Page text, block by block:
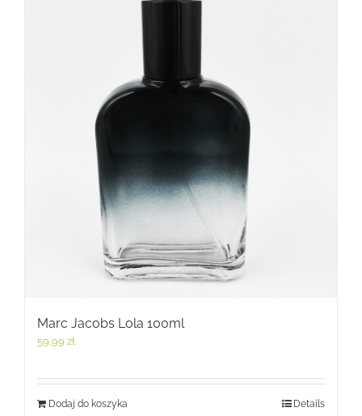
Marc Jacobs Lola 100ml
59,99 zł
Dodaj do koszyka Details